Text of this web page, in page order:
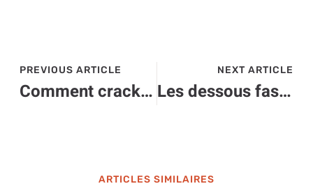
PREVIOUS ARTICLE
Comment cracker Switch : l’astuce qui va transformer votre expérience de jeu
NEXT ARTICLE
Les dessous fascinants de gafam de Instagram qui réinventent notre quotidien digital
ARTICLES SIMILAIRES